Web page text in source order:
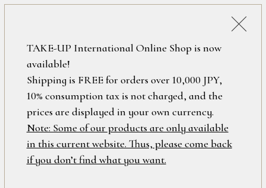
ONLINE SHOP
フリーワード
在庫なし含む
アイテム
ロ
グ
イ
ン
/
新
規
会
TAKE-UP International Online Shop is now
available!
Shipping is FREE for orders over 10,000 JPY,
10% consumption tax is not charged, and the
prices are displayed in your own currency.
Note: Some of our products are only available
in this current website. Thus, please come back
if you don’t find what you want.